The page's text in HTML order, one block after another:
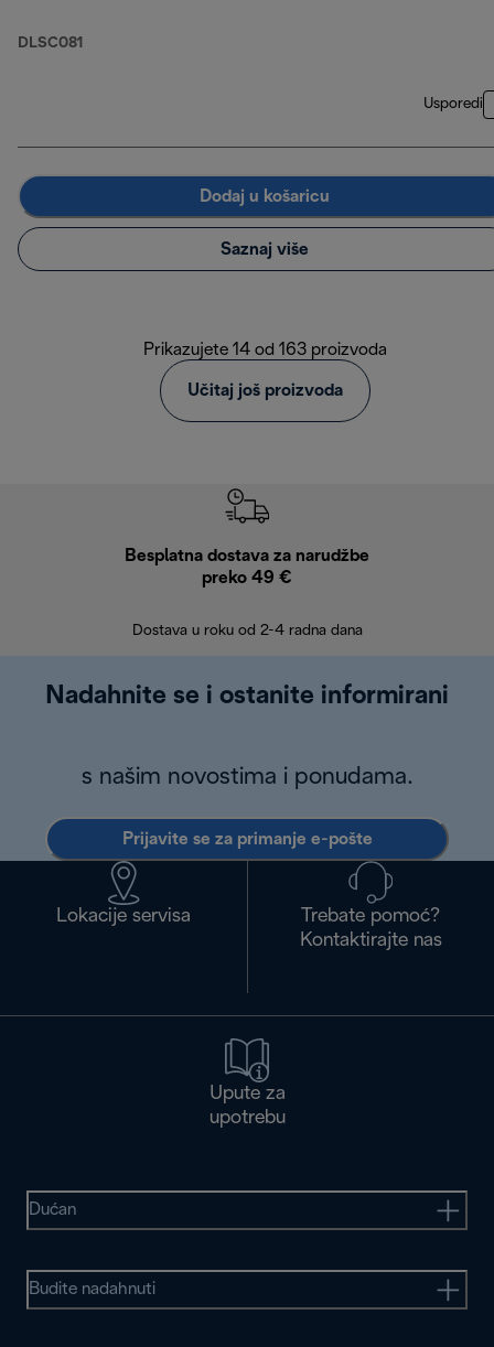
DLSC081
Usporedi
Dodaj u košaricu
Saznaj više
Prikazujete 14 od 163 proizvoda
Učitaj još proizvoda
Besplatna dostava za narudžbe
preko 49 €
Dostava u roku od 2-4 radna dana
Nadahnite se i ostanite informirani
s našim novostima i ponudama.
Prijavite se za primanje e-pošte
Lokacije servisa
Trebate pomoć?
Kontaktirajte nas
Upute za
upotrebu
Dućan
Budite nadahnuti